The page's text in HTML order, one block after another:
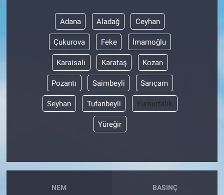
Adana Aladağ Ceyhan
Çukurova Feke İmamoğlu
Karaisalı Karataş Kozan
Pozantı Saimbeyli Sarıçam
Seyhan Tufanbeyli Yumurtalık
Yüreğir
NEM BASINÇ
Bilim ve Teknoloji